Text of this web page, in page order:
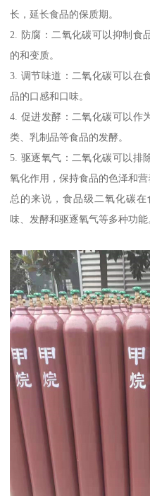
长，延长食品的保质期。
2. 防腐：二氧化碳可以抑制食
的和变质。
3. 调节味道：二氧化碳可以在
品的口感和口味。
4. 促进发酵：二氧化碳可以作
类、乳制品等食品的发酵。
5. 驱逐氧气：二氧化碳可以排
氧化作用，保持食品的色泽和营
总的来说，食品级二氧化碳
味、发酵和驱逐氧气等多种功能